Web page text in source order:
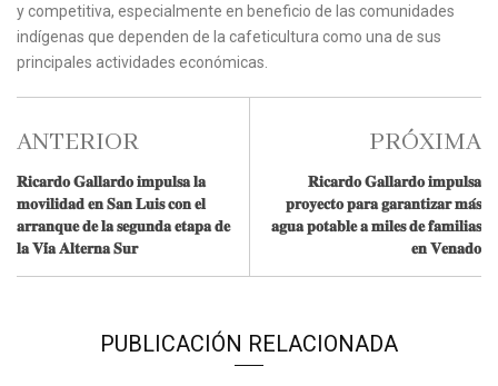
y competitiva, especialmente en beneficio de las comunidades
indígenas que dependen de la cafeticultura como una de sus
principales actividades económicas.
ANTERIOR
𝐑𝐢𝐜𝐚𝐫𝐝𝐨 𝐆𝐚𝐥𝐥𝐚𝐫𝐝𝐨 𝐢𝐦𝐩𝐮𝐥𝐬𝐚 𝐥𝐚
𝐦𝐨𝐯𝐢𝐥𝐢𝐝𝐚𝐝 𝐞𝐧 𝐒𝐚𝐧 𝐋𝐮𝐢𝐬 𝐜𝐨𝐧 𝐞𝐥
𝐚𝐫𝐫𝐚𝐧𝐪𝐮𝐞 𝐝𝐞 𝐥𝐚 𝐬𝐞𝐠𝐮𝐧𝐝𝐚 𝐞𝐭𝐚𝐩𝐚 𝐝𝐞
𝐥𝐚 𝐕𝐢́𝐚 𝐀𝐥𝐭𝐞𝐫𝐧𝐚 𝐒𝐮𝐫
PRÓXIMA
𝐑𝐢𝐜𝐚𝐫𝐝𝐨 𝐆𝐚𝐥𝐥𝐚𝐫𝐝𝐨 𝐢𝐦𝐩𝐮𝐥𝐬𝐚
𝐩𝐫𝐨𝐲𝐞𝐜𝐭𝐨 𝐩𝐚𝐫𝐚 𝐠𝐚𝐫𝐚𝐧𝐭𝐢𝐳𝐚𝐫 𝐦𝐚́𝐬
𝐚𝐠𝐮𝐚 𝐩𝐨𝐭𝐚𝐛𝐥𝐞 𝐚 𝐦𝐢𝐥𝐞𝐬 𝐝𝐞 𝐟𝐚𝐦𝐢𝐥𝐢𝐚𝐬
𝐞𝐧 𝐕𝐞𝐧𝐚𝐝𝐨
PUBLICACIÓN RELACIONADA